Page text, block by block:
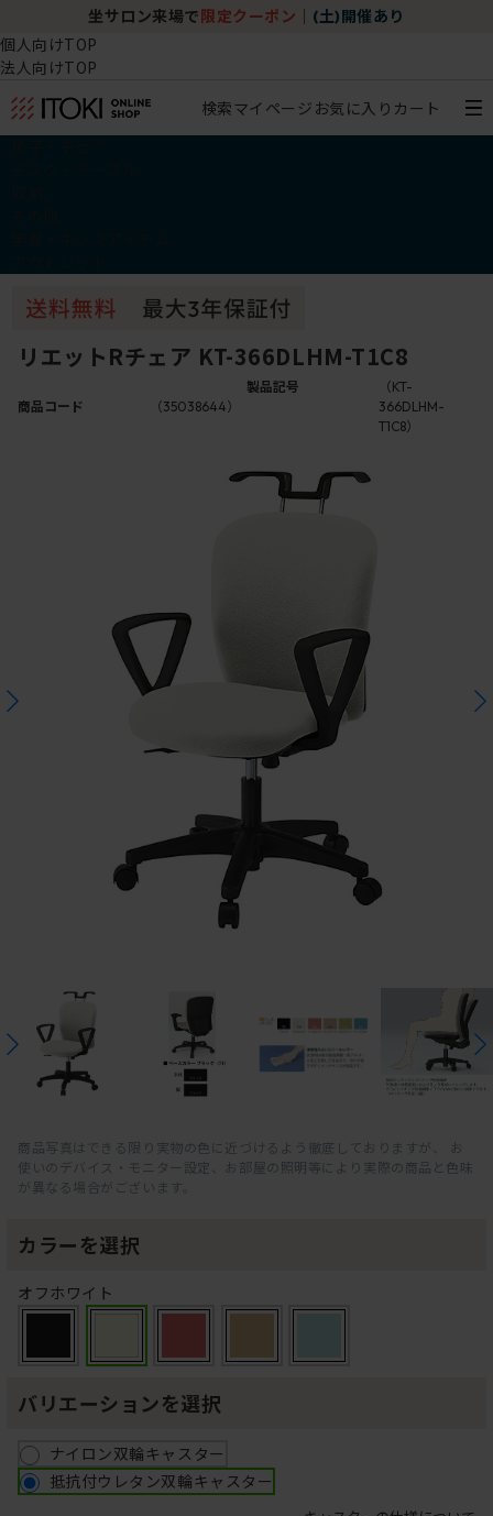
坐サロン来場で 限定クーポン (土)開催あり
個人向けTOP
法人向けTOP
検索マイページ お気に入り カート
リエットRチェア KT-366DLHM-T1C8
商品コード （35038644）
製品記号
（KT-
366DLHM-
T1C8）
商品写真はできる限り実物の色に近づけるよう徹底しておりますが、 お
使いのデバイス・モニター設定、お部屋の照明等により実際の商品と色味
が異なる場合がございます。
カラーを選択
オフホワイト
バリエーションを選択
ナイロン双輪キャスター
抵抗付ウレタン双輪キャスター